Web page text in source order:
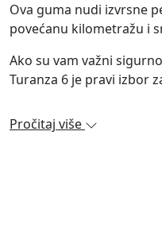
Ova guma nudi izvrsne
povećanu kilometražu i
Ako su vam važni
Turanza 6 je pravi izbor
Pročitaj više